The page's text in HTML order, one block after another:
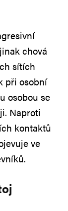
chová
sítích
při osobní
osobou se
Naproti
kontaktů
ve